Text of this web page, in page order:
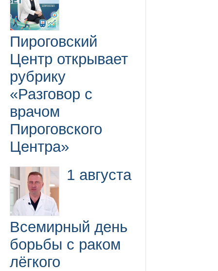
Пироговский
Центр открывает
рубрику
«Разговор с
врачом
Пироговского
Центра»
1 августа
Всемирный день
борьбы с раком
лёгкого